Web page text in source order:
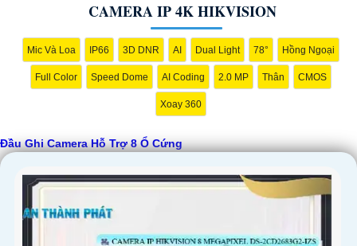
CAMERA IP 4K HIKVISION
Mic Và Loa IP66 3D DNR AI Dual Light 78° Hồng Ngoại
Full Color Speed Dome AI Coding 2.0 MP Thân CMOS
Xoay 360
Đầu Ghi Camera Hỗ Trợ 8 Ổ Cứng